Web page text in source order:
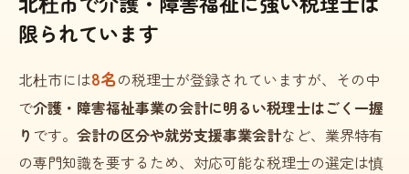
限られています
北杜市には8名の税理士が登録されていますが、その中
で介護・障害福祉事業の会計に明るい税理士はごく一握
り です。 会計の区分や就労支援事業会計など、業界特有
の専門知識を要するため、対応可能な税理士の選定は慎